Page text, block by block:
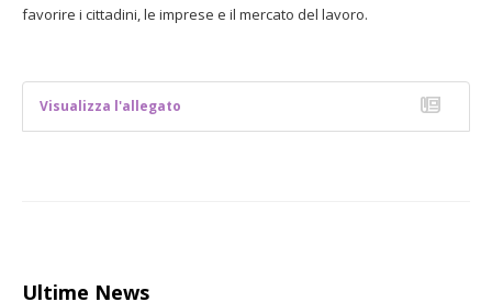
favorire i cittadini, le imprese e il mercato del lavoro.
Visualizza l'allegato
Ultime News